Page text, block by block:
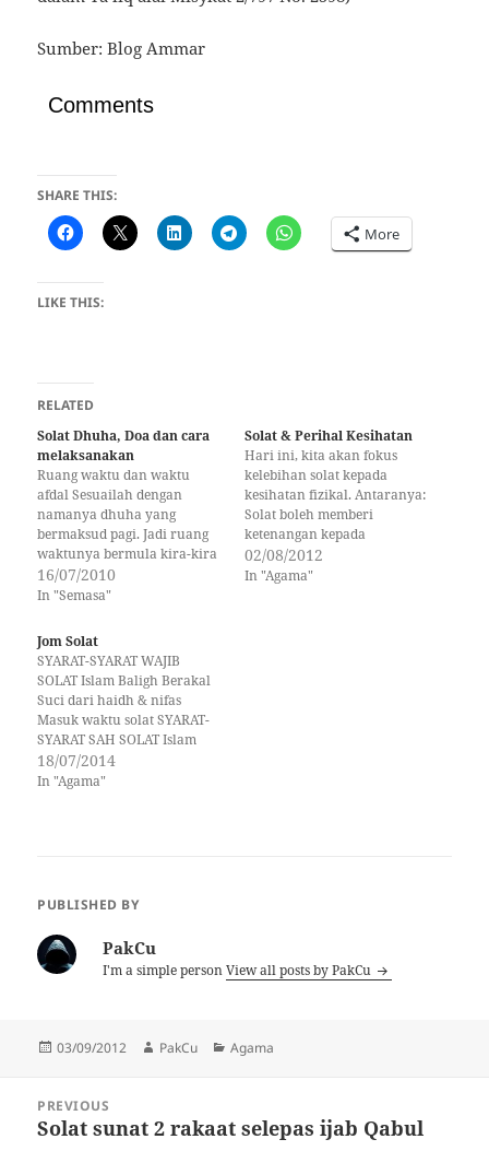
Sumber: Blog Ammar
Comments
SHARE THIS:
More
LIKE THIS:
RELATED
Solat Dhuha, Doa dan cara
melaksanakan
Ruang waktu dan waktu
afdal Sesuailah dengan
namanya dhuha yang
bermaksud pagi. Jadi ruang
waktunya bermula kira-kira
20 minit selepas terbit
matahari atau disebut dalam
tinggi matahari daripada
pandangan jauh sekadar
satu al-Rumh atau batang
lembing yakni kira-kira dua
meter. Waktu solat ini pula
berakhir sebelum
menjelang…
16/07/2010
In "Semasa"
Solat & Perihal Kesihatan
Hari ini, kita akan fokus
kelebihan solat kepada
kesihatan fizikal. Antaranya:
Solat boleh memberi
ketenangan kepada
seseorang. Hidup ini tidak
pernah lekang daripada
02/08/2012
In "Agama"
Jom Solat
SYARAT-SYARAT WAJIB
SOLAT Islam Baligh Berakal
Suci dari haidh & nifas
Masuk waktu solat SYARAT-
SYARAT SAH SOLAT Islam
Berakal Suci dari hadas kecil
& besar Suci daripada najis
iktikadkan salah satu
18/07/2014
In "Agama"
PUBLISHED BY
PakCu
I'm a simple personView all posts by PakCu
Posted
03/09/2012 Author
PakCu Categories
Agama
navigation
PREVIOUS
Previous
Solat sunat 2 rakaat selepas ijab Qabul